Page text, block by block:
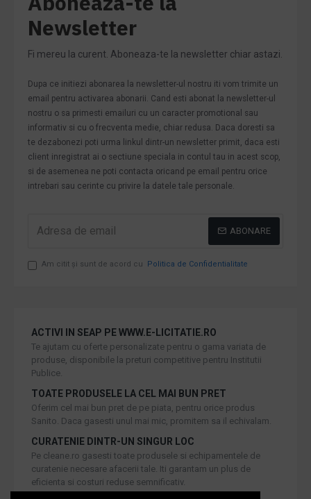
Newsletter
Fi mereu la curent. Aboneaza-te la newsletter chiar astazi.
Dupa ce initiezi abonarea la newsletter-ul nostru iti vom trimite un
email pentru activarea abonarii. Cand esti abonat la newsletter-ul
nostru o sa primesti emailuri cu un caracter promotional sau
informativ si cu o frecventa medie, chiar redusa. Daca doresti sa
te dezabonezi poti urma linkul dintr-un newsletter primit, daca esti
client inregistrat ai o sectiune speciala in contul tau in acest scop,
si de asemenea ne poti contacta oricand pe email pentru orice
intrebari sau cerinte cu privire la datele tale personale.
ABONARE
Am citit şi sunt de acord cu Politica de Confidentialitate
ACTIVI IN SEAP PE WWW.E-LICITATIE.RO
Te ajutam cu oferte personalizate pentru o gama variata de
produse, disponibile la preturi competitive pentru Institutii
Publice.
TOATE PRODUSELE LA CEL MAI BUN PRET
Oferim cel mai bun pret de pe piata, pentru orice produs
Sanito. Daca gasesti unul mai mic, promitem sa il echivalam.
CURATENIE DINTR-UN SINGUR LOC
Pe cleane.ro gasesti toate produsele si echipamentele de
curatenie necesare afacerii tale. Iti garantam un plus de
eficienta si costuri reduse semnificativ.